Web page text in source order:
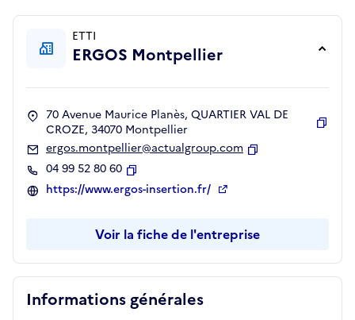
Informations générales
ETTI
ERGOS Montpellier
70 Avenue Maurice Planès, QUARTIER VAL DE
CROZE, 34070 Montpellier
ergos.montpellier@actualgroup.com
04 99 52 80 60
Copier
https://www.ergos-insertion.fr/
Voir la fiche de l'entreprise